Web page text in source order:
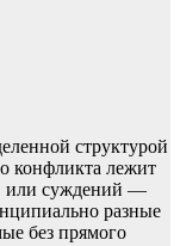
структурой
конфликта лежит
или суждений —
разные
без прямого